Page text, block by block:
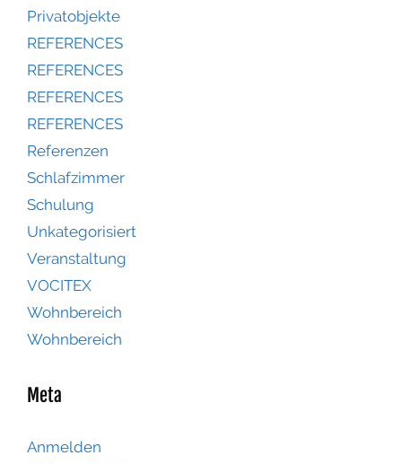
Privatobjekte
REFERENCES
REFERENCES
REFERENCES
REFERENCES
Referenzen
Schlafzimmer
Schulung
Unkategorisiert
Veranstaltung
VOCITEX
Wohnbereich
Wohnbereich
Meta
Anmelden